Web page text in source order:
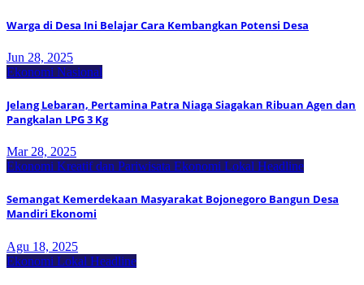
Warga di Desa Ini Belajar Cara Kembangkan Potensi Desa
Jun 28, 2025
Ekonomi Nasional
Jelang Lebaran, Pertamina Patra Niaga Siagakan Ribuan Agen dan
Pangkalan LPG 3 Kg
Mar 28, 2025
Ekonomi Kreatif dan Pariwisata Ekonomi Lokal Headline
Semangat Kemerdekaan Masyarakat Bojonegoro Bangun Desa
Mandiri Ekonomi
Agu 18, 2025
Ekonomi Lokal Headline